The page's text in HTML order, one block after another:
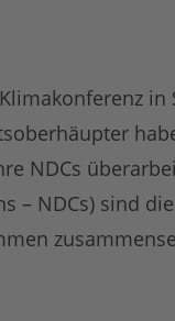
NDCs
– NDCs) sind